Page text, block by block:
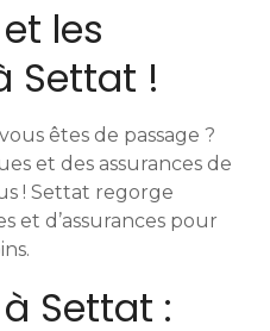
les
Settat !
êtes de passage ?
et des assurances de
! Settat regorge
et d’assurances pour
Settat :